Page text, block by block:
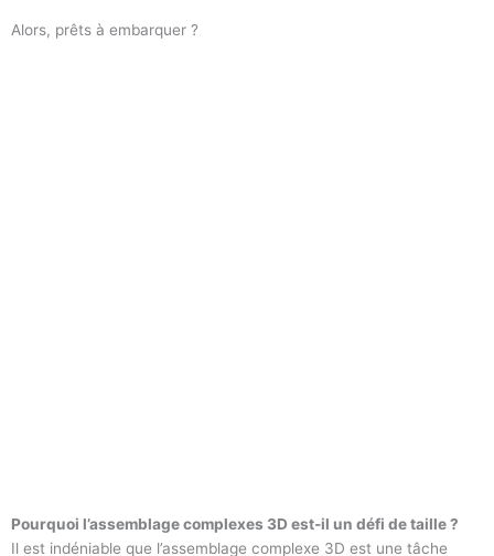
Alors, prêts à embarquer ?
Pourquoi l’assemblage complexes 3D est-il un défi de taille ?
Il est indéniable que l’assemblage complexe 3D est une tâche